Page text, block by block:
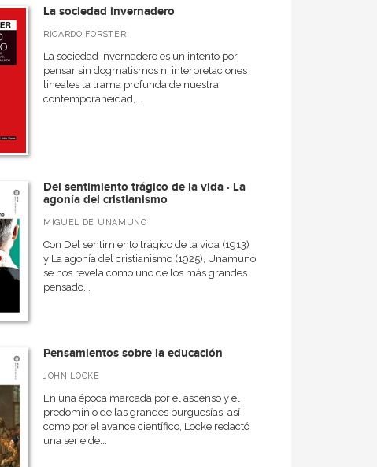
La sociedad invernadero
RICARDO FORSTER
La sociedad invernadero es un intento por
pensar sin dogmatismos ni interpretaciones
lineales la trama profunda de nuestra
contemporaneidad,...
Del sentimiento trágico de la vida · La
agonía del cristianismo
MIGUEL DE UNAMUNO
Con Del sentimiento trágico de la vida (1913)
y La agonía del cristianismo (1925), Unamuno
se nos revela como uno de los más grandes
pensado...
Pensamientos sobre la educación
JOHN LOCKE
En una época marcada por el ascenso y el
predominio de las grandes burguesías, así
como por el avance científico, Locke redactó
una serie de...